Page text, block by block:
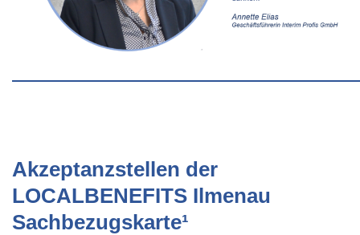
Akzeptanzstellen der
LOCALBENEFITS Ilmenau
Sachbezugskarte¹